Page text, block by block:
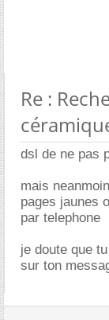
Re :
dsl de ne pas
mais
pages jaunes
par telephone
je doute que
sur ton